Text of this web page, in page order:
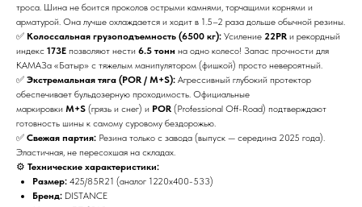
троса. Шина не боится проколов острыми камнями, торчащими корнями и
арматурой. Она лучше охлаждается и ходит в 1.5–2 раза дольше обычной резины.
✅ Колоссальная грузоподъемность (6500 кг): Усиление 22PR и рекордный
индекс 173E позволяют нести 6.5 тонн на одно колесо! Запас прочности для
КАМАЗа «Батыр» с тяжелым манипулятором (фишкой) просто невероятный.
✅ Экстремальная тяга (POR / M+S): Агрессивный глубокий протектор
обеспечивает бульдозерную проходимость. Официальные
маркировки M+S (грязь и снег) и POR (Professional Off-Road) подтверждают
готовность шины к самому суровому бездорожью.
✅ Свежая партия: Резина только с завода (выпуск — середина 2025 года).
Эластичная, не пересохшая на складах.
⚙️ Технические характеристики:
Размер: 425/85R21 (аналог 1220х400-533)
Бренд: DISTANCE